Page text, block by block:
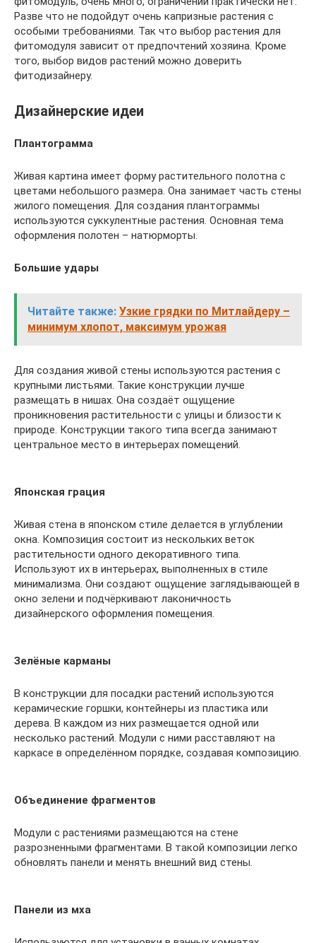
Разве что не подойдут очень капризные растения с
особыми требованиями. Так что выбор растения для
фитомодуля зависит от предпочтений хозяина. Кроме
того, выбор видов растений можно доверить
фитодизайнеру.
Дизайнерские идеи
Плантограмма
Живая картина имеет форму растительного полотна с
цветами небольшого размера. Она занимает часть стены
жилого помещения. Для создания плантограммы
используются суккулентные растения. Основная тема
оформления полотен – натюрморты.
Большие удары
Читайте также: Узкие грядки по Митлайдеру –
минимум хлопот, максимум урожая
Для создания живой стены используются растения с
крупными листьями. Такие конструкции лучше
размещать в нишах. Она создаёт ощущение
проникновения растительности с улицы и близости к
природе. Конструкции такого типа всегда занимают
центральное место в интерьерах помещений.
Японская грация
Живая стена в японском стиле делается в углублении
окна. Композиция состоит из нескольких веток
растительности одного декоративного типа.
Используют их в интерьерах, выполненных в стиле
минимализма. Они создают ощущение заглядывающей в
окно зелени и подчёркивают лаконичность
дизайнерского оформления помещения.
Зелёные карманы
В конструкции для посадки растений используются
керамические горшки, контейнеры из пластика или
дерева. В каждом из них размещается одной или
несколько растений. Модули с ними расставляют на
каркасе в определённом порядке, создавая композицию.
Объединение фрагментов
Модули с растениями размещаются на стене
разрозненными фрагментами. В такой композиции легко
обновлять панели и менять внешний вид стены.
Панели из мха